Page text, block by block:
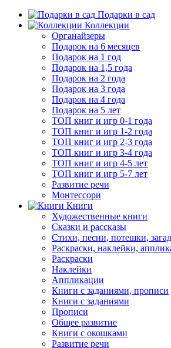
Подарки в сад
Коллекции
Органайзеры
Подарок на 6 месяцев
Подарок на 1 год
Подарок на 1,5 года
Подарок на 2 года
Подарок на 3 года
Подарок на 4 года
Подарок на 5 лет
ТОП книг и игр 0-1 года
ТОП книг и игр 1-2 года
ТОП книг и игр 2-3 года
ТОП книг и игр 3-4 года
ТОП книг и игр 4-5 лет
ТОП книг и игр 5-7 лет
Развитие речи
Монтессори
Книги
Художественные книги
Сказки и рассказы
Стихи, песни, потешки,
Раскраски, наклейки,
Раскраски
Наклейки
Аппликации
Книги с заданиями, прописи
Книги с заданиями
Прописи
Общее развитие
Книги с окошками
Развитие речи